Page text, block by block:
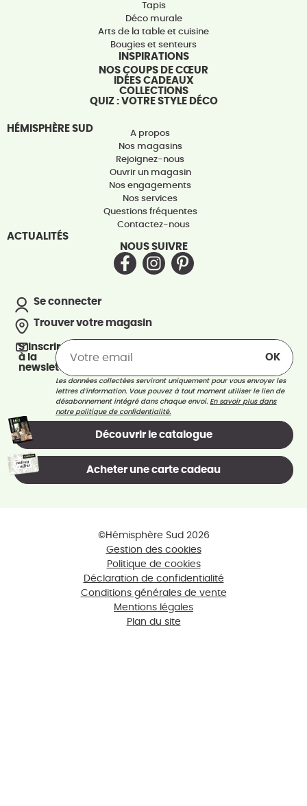
Tapis
Déco murale
Arts de la table et cuisine
Bougies et senteurs
INSPIRATIONS
NOS COUPS DE CŒUR
IDÉES CADEAUX
COLLECTIONS
QUIZ : VOTRE STYLE DÉCO
HÉMISPHÈRE SUD
A propos
Nos magasins
Rejoignez-nous
Ouvrir un magasin
Nos engagements
Nos services
Questions fréquentes
Contactez-nous
ACTUALITÉS
NOUS SUIVRE
Se connecter
Trouver votre magasin
S’inscrire
à la
newsletter
Les données collectées serviront uniquement pour vous envoyer les
lettres d’information. Vous pouvez à tout moment utiliser le lien de
désabonnement intégré dans chaque envoi. En savoir plus dans
notre politique de confidentialité.
Découvrir le catalogue
Acheter une carte cadeau
©Hémisphère Sud 2026
Gestion des cookies
Politique de cookies
Déclaration de confidentialité
Conditions générales de vente
Mentions légales
Plan du site